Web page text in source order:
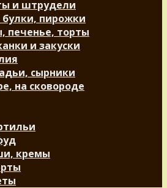
и штрудели
пирожки
печенье, торты
и закуски
сырники
на сковороде
кремы